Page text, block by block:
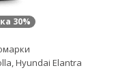
30%
Hyundai Elantra